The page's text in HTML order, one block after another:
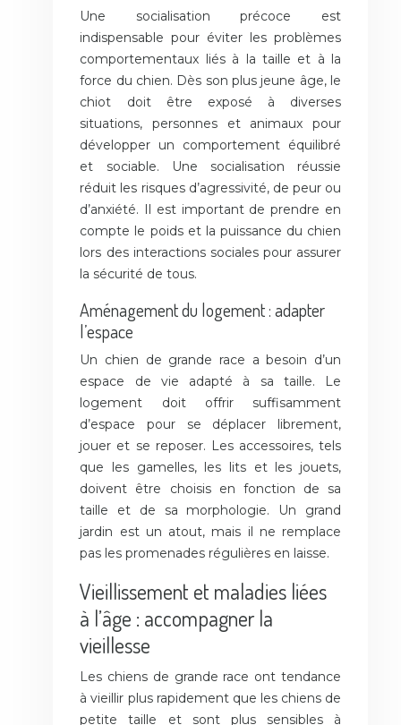
Une socialisation précoce est
indispensable pour éviter les problèmes
comportementaux liés à la taille et à la
force du chien. Dès son plus jeune âge, le
chiot doit être exposé à diverses
situations, personnes et animaux pour
développer un comportement équilibré
et sociable. Une socialisation réussie
réduit les risques d’agressivité, de peur ou
d’anxiété. Il est important de prendre en
compte le poids et la puissance du chien
lors des interactions sociales pour assurer
la sécurité de tous.
Aménagement du logement : adapter
l’espace
Un chien de grande race a besoin d’un
espace de vie adapté à sa taille. Le
logement doit offrir suffisamment
d’espace pour se déplacer librement,
jouer et se reposer. Les accessoires, tels
que les gamelles, les lits et les jouets,
doivent être choisis en fonction de sa
taille et de sa morphologie. Un grand
jardin est un atout, mais il ne remplace
pas les promenades régulières en laisse.
Vieillissement et maladies liées
à l’âge : accompagner la
vieillesse
Les chiens de grande race ont tendance
à vieillir plus rapidement que les chiens de
petite taille et sont plus sensibles à